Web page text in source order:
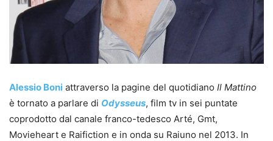
Alessio Boni attraverso la pagine del quotidiano Il Mattino
è tornato a parlare di Odysseus, film tv in sei puntate
coprodotto dal canale franco-tedesco Arté, Gmt,
Movieheart e Raifiction e in onda su Raiuno nel 2013. In